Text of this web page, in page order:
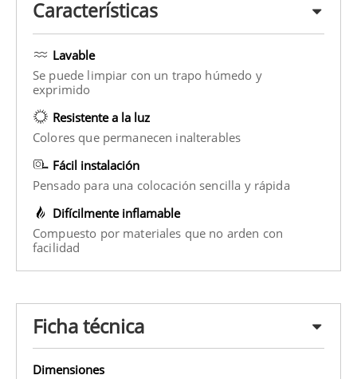
Características
Lavable
Se puede limpiar con un trapo húmedo y
exprimido
Resistente a la luz
Colores que permanecen inalterables
Fácil instalación
Pensado para una colocación sencilla y rápida
Difícilmente inflamable
Compuesto por materiales que no arden con
facilidad
Ficha técnica
Dimensiones